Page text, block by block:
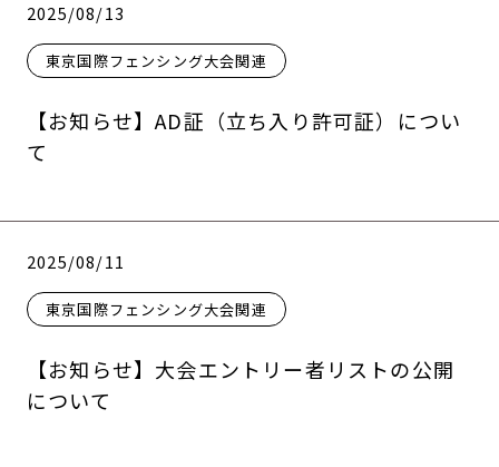
2025/08/13
東京国際フェンシング大会関連
【お知らせ】AD証（立ち入り許可証）につい
て
2025/08/11
東京国際フェンシング大会関連
【お知らせ】大会エントリー者リストの公開
について